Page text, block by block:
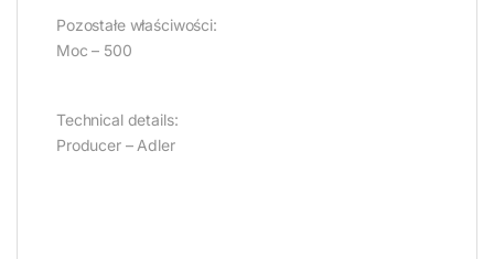
Pozostałe właściwości:
Moc – 500
Technical details:
Producer – Adler